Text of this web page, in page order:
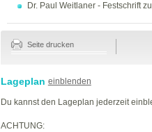
Dr. Paul Weitlaner - Festschrift
Seite drucken
Lageplan einblenden
Du kannst den Lageplan jederzeit
ACHTUNG: